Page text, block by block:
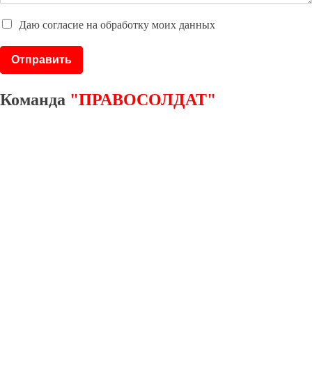
Даю согласие на обработку моих данных
Отправить
Команда "ПРАВОСОЛДАТ"